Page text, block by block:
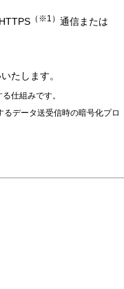
（※1） 通信または
たします。
仕組みです。
データ送受信時の暗号化プロ